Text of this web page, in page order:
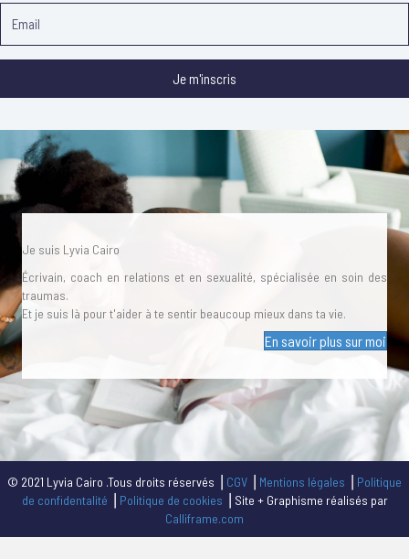
Je m'inscris
Je suis Lyvia Cairo
Écrivain, coach en relations et en sexualité, spécialisée en soin des
traumas.
Et je suis là pour t'aider à te sentir beaucoup mieux dans ta vie.
En savoir plus sur moi
© 2021 Lyvia Cairo .Tous droits réservés ⎥ CGV Mentions légales
Politique
de confidentalité
Politique de cookies ⎥ Site + Graphisme réalisés par
Calliframe.com